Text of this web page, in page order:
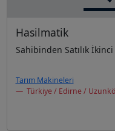
Hasilmatik
Sahibinden Satılık
Tarım Makineleri
Türkiye / Edirne /